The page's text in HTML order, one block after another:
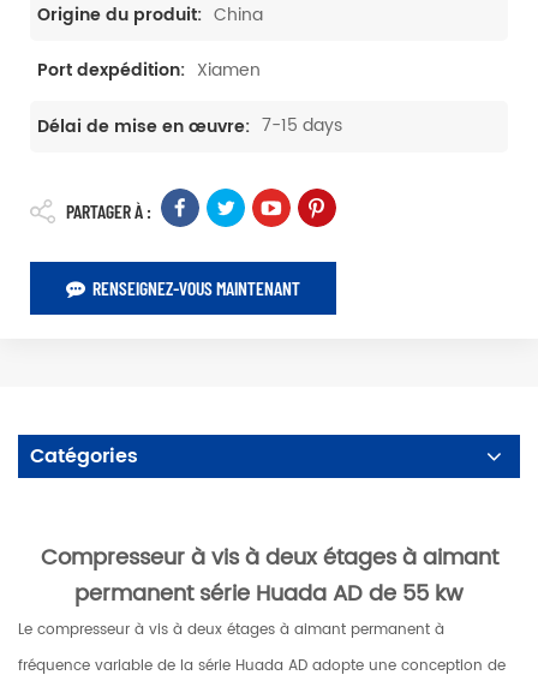
Origine du produit: China
Port dexpédition: Xiamen
Délai de mise en œuvre: 7-15 days
PARTAGER À :
RENSEIGNEZ-VOUS MAINTENANT
Catégories
Compresseur à vis à deux étages à aimant
permanent série Huada AD de 55 kw
Le compresseur à vis à deux étages à aimant permanent à
fréquence variable de la série Huada AD adopte une conception de